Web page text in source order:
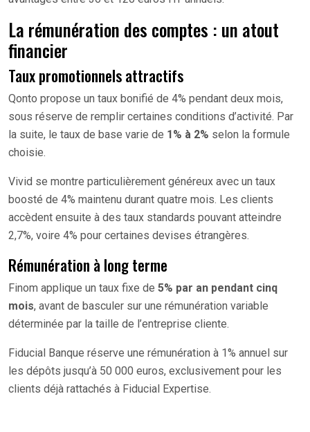
La rémunération des comptes : un atout
financier
Taux promotionnels attractifs
Qonto propose un taux bonifié de 4% pendant deux mois,
sous réserve de remplir certaines conditions d’activité. Par
la suite, le taux de base varie de 1% à 2% selon la formule
choisie.
Vivid se montre particulièrement généreux avec un taux
boosté de 4% maintenu durant quatre mois. Les clients
accèdent ensuite à des taux standards pouvant atteindre
2,7%, voire 4% pour certaines devises étrangères.
Rémunération à long terme
Finom applique un taux fixe de 5% par an pendant cinq
mois, avant de basculer sur une rémunération variable
déterminée par la taille de l’entreprise cliente.
Fiducial Banque réserve une rémunération à 1% annuel sur
les dépôts jusqu’à 50 000 euros, exclusivement pour les
clients déjà rattachés à Fiducial Expertise.